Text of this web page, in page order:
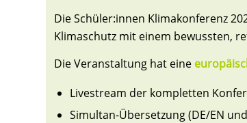
Die Schüler:innen Klimakonferenz
Klimaschutz mit einem bewussten,
Die Veranstaltung hat eine
Livestream der kompletten
Simultan-Übersetzung (DE/EN